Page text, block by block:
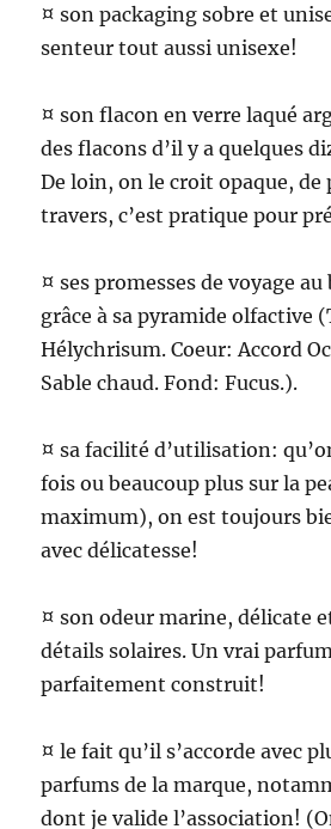
¤ son packaging sobre et
senteur tout aussi unisexe!
¤ son flacon en verre laqué
des flacons d’il y a quelques
De loin, on le croit opaque, de
travers, c’est pratique pour
¤ ses promesses de voyage
grâce à sa pyramide olfactive
Hélychrisum. Coeur: Accord
Sable chaud. Fond: Fucus.).
¤ sa facilité d’utilisation:
fois ou beaucoup plus sur la
maximum), on est toujours
avec délicatesse!
¤ son odeur marine, délicate
détails solaires. Un vrai
parfaitement construit!
¤ le fait qu’il s’accorde avec
parfums de la marque,
dont je valide l’association!